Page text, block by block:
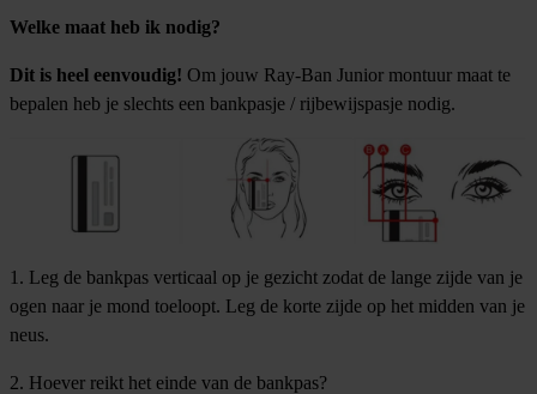
Welke maat heb ik nodig?
Dit is heel eenvoudig! Om jouw Ray-Ban Junior montuur maat te
bepalen heb je slechts een bankpasje / rijbewijspasje nodig.
1. Leg de bankpas verticaal op je gezicht zodat de lange zijde van je
ogen naar je mond toeloopt. Leg de korte zijde op het midden van je
neus.
2. Hoever reikt het einde van de bankpas?